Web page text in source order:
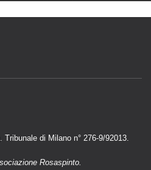
di Milano n° 276-9/92013.
Rosaspinto.